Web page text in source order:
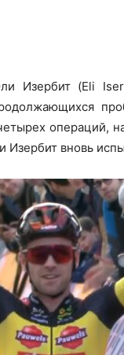
Изербит (Eli
операций,
Изербит вновь